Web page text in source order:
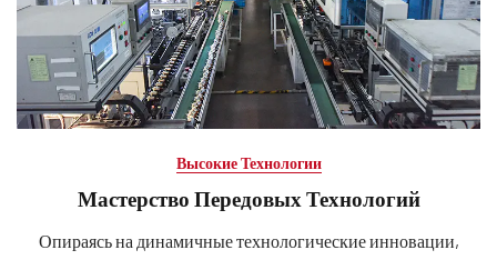
Высокие Технологии
Мастерство Передовых Технологий
Опираясь на динамичные технологические инновации,